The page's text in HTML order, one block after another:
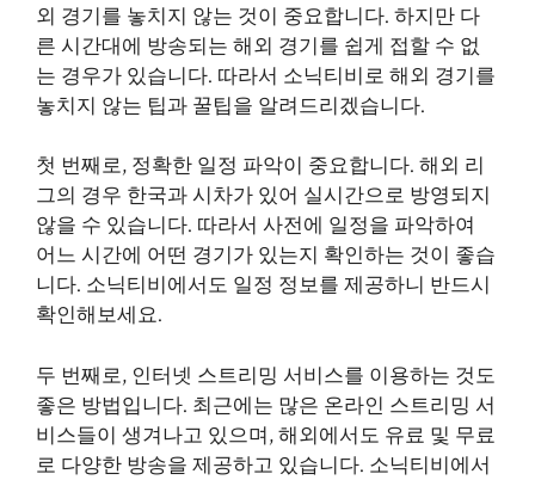
외 경기를 놓치지 않는 것이 중요합니다. 하지만 다
른 시간대에 방송되는 해외 경기를 쉽게 접할 수 없
는 경우가 있습니다. 따라서 소닉티비로 해외 경기를
놓치지 않는 팁과 꿀팁을 알려드리겠습니다.
첫 번째로, 정확한 일정 파악이 중요합니다. 해외 리
그의 경우 한국과 시차가 있어 실시간으로 방영되지
않을 수 있습니다. 따라서 사전에 일정을 파악하여
어느 시간에 어떤 경기가 있는지 확인하는 것이 좋습
니다. 소닉티비에서도 일정 정보를 제공하니 반드시
확인해보세요.
두 번째로, 인터넷 스트리밍 서비스를 이용하는 것도
좋은 방법입니다. 최근에는 많은 온라인 스트리밍 서
비스들이 생겨나고 있으며, 해외에서도 유료 및 무료
로 다양한 방송을 제공하고 있습니다. 소닉티비에서